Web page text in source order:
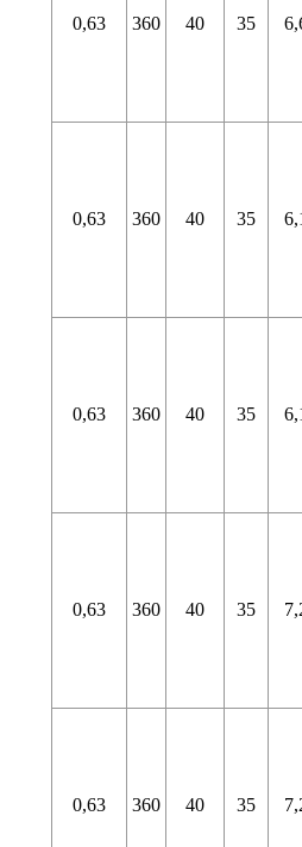
0,63 360 40 35
0,63 360 40 35
0,63 360 40 35
0,63 360 40 35
0,63 360 40 35